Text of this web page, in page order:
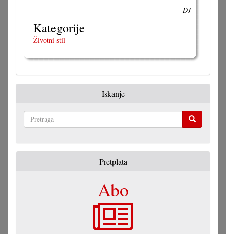
DJ
Kategorije
Životni stil
Iskanje
Pretplata
Abo